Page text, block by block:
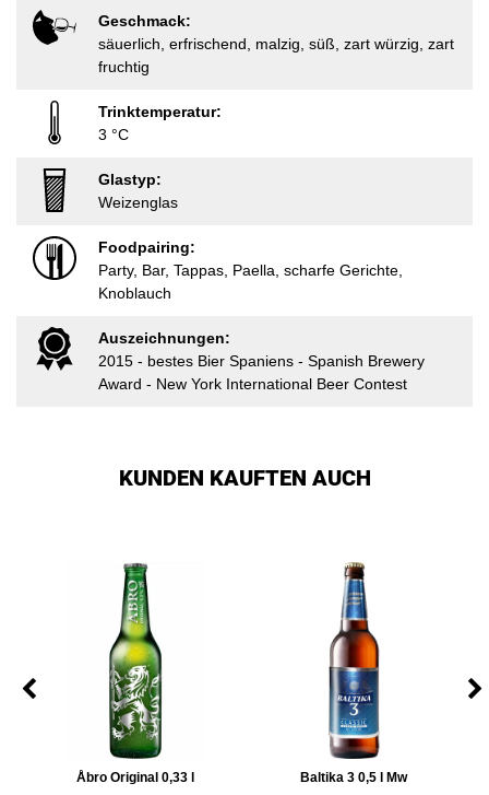
Geschmack:
säuerlich, erfrischend, malzig, süß, zart würzig, zart
fruchtig
Trinktemperatur:
3 °C
Glastyp:
Weizenglas
Foodpairing:
Party, Bar, Tappas, Paella, scharfe Gerichte,
Knoblauch
Auszeichnungen:
2015 - bestes Bier Spaniens - Spanish Brewery
Award - New York International Beer Contest
KUNDEN KAUFTEN AUCH
Åbro Original 0,33 l Baltika 3 0,5 l Mw